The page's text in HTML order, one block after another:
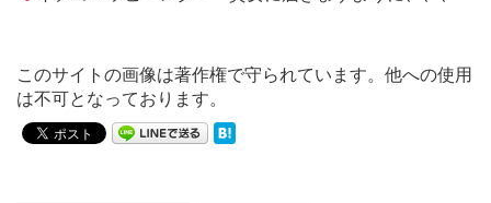
このサイトの画像は著作権で守られています。他への使用
は不可となっております。